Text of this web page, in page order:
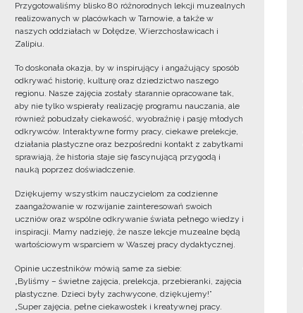
Przygotowaliśmy blisko 80 różnorodnych lekcji muzealnych
realizowanych w placówkach w Tarnowie, a także w
naszych oddziałach w Dołędze, Wierzchosławicach i
Zalipiu.
To doskonała okazja, by w inspirujący i angażujący sposób
odkrywać historię, kulturę oraz dziedzictwo naszego
regionu. Nasze zajęcia zostały starannie opracowane tak,
aby nie tylko wspierały realizację programu nauczania, ale
również pobudzały ciekawość, wyobraźnię i pasję młodych
odkrywców. Interaktywne formy pracy, ciekawe prelekcje,
działania plastyczne oraz bezpośredni kontakt z zabytkami
sprawiają, że historia staje się fascynującą przygodą i
nauką poprzez doświadczenie.
Dziękujemy wszystkim nauczycielom za codzienne
zaangażowanie w rozwijanie zainteresowań swoich
uczniów oraz wspólne odkrywanie świata pełnego wiedzy i
inspiracji. Mamy nadzieję, że nasze lekcje muzealne będą
wartościowym wsparciem w Waszej pracy dydaktycznej.
Opinie uczestników mówią same za siebie:
„Byliśmy – świetne zajęcia, prelekcja, przebieranki, zajęcia
plastyczne. Dzieci były zachwycone, dziękujemy!”
„Super zajęcia, pełne ciekawostek i kreatywnej pracy.